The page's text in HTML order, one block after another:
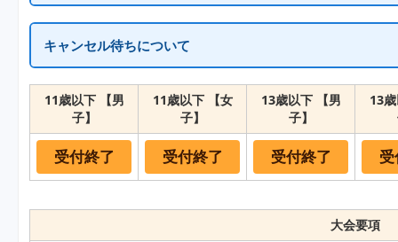
キャンセル待ちについて
繰り上がりがでた場合に、随時受付が再開となります。
11歳以下 【男
子】
11歳以下 【女
子】
13歳以下 【男
子】
13
受付終了 受付終了 受付終了
大会要項